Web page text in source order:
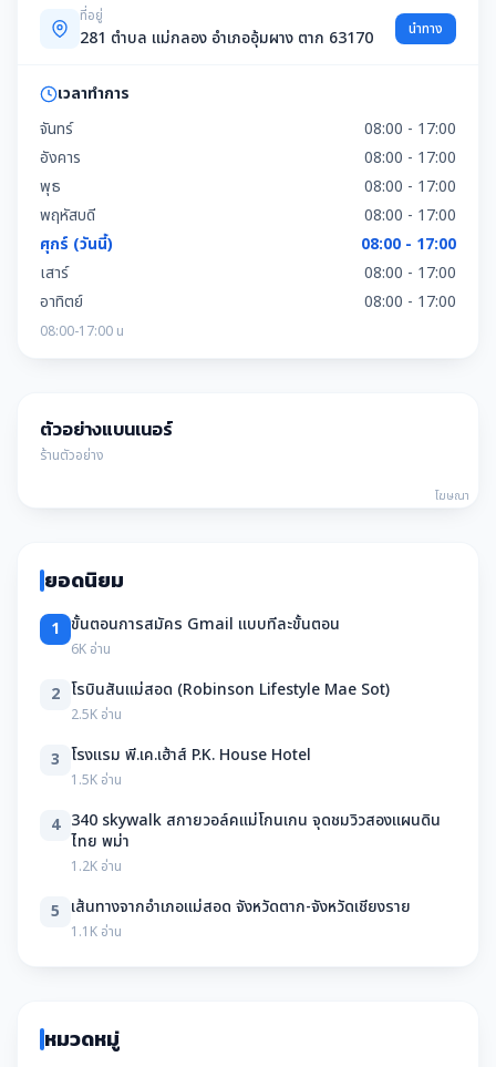
ที่อยู่
281 ตำบล แม่กลอง อำเภออุ้มผาง ตาก 63170 นำทาง
เวลาทำการ
จันทร์
08:00 - 17:00
อังคาร
08:00 - 17:00
พุธ
08:00 - 17:00
พฤหัสบดี
08:00 - 17:00
ศุกร์ (วันนี้)
08:00 - 17:00
เสาร์
08:00 - 17:00
อาทิตย์
08:00 - 17:00
08:00-17:00 น
ตัวอย่างแบนเนอร์
ร้านตัวอย่าง
โฆษณา
ยอดนิยม
1 ขั้นตอนการสมัคร Gmail แบบทีละขั้นตอน
6K อ่าน
2 โรบินสันแม่สอด (Robinson Lifestyle Mae Sot)
2.5K อ่าน
3 โรงแรม พี.เค.เฮ้าส์ P.K. House Hotel
1.5K อ่าน
4 340 skywalk สกายวอล์คแม่โกนเกน จุดชมวิวสองแผนดิน
ไทย พม่า
1.2K อ่าน
5 เส้นทางจากอำเภอแม่สอด จังหวัดตาก-จังหวัดเชียงราย
1.1K อ่าน
หมวดหมู่